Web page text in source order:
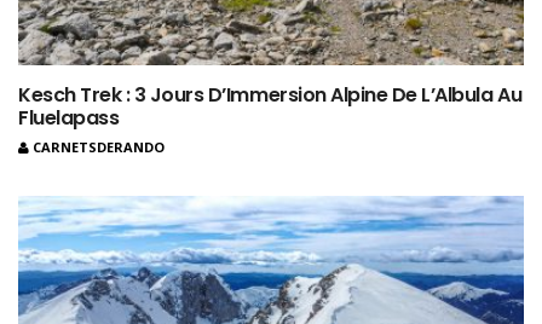
Kesch Trek : 3 Jours D’Immersion Alpine De L’Albula Au
Fluelapass
CARNETSDERANDO